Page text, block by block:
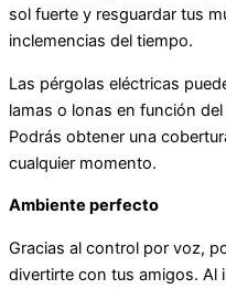
sol fuerte y resguardar tus
inclemencias del tiempo.
Las pérgolas eléctricas
lamas o lonas en función
Podrás obtener una
cualquier momento.
Ambiente perfecto
Gracias al control por voz,
divertirte con tus amigos. Al